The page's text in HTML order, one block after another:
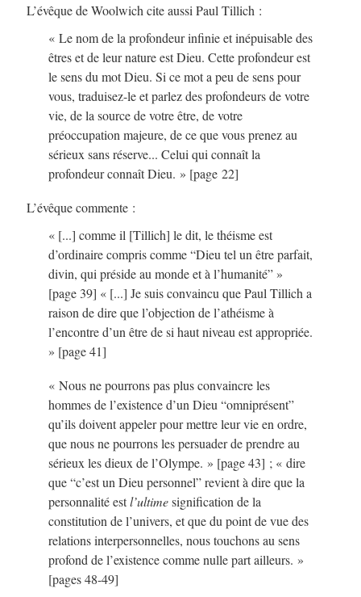
L’évêque de Woolwich cite aussi Paul Tillich :
« Le nom de la profondeur infinie et inépuisable des
êtres et de leur nature est Dieu. Cette profondeur est
le sens du mot Dieu. Si ce mot a peu de sens pour
vous, traduisez-le et parlez des profondeurs de votre
vie, de la source de votre être, de votre
préoccupation majeure, de ce que vous prenez au
sérieux sans réserve... Celui qui connaît la
profondeur connaît Dieu. » [page 22]
L’évêque commente :
« [...] comme il [Tillich] le dit, le théisme est
d’ordinaire compris comme “Dieu tel un être parfait,
divin, qui préside au monde et à l’humanité” »
[page 39] « [...] Je suis convaincu que Paul Tillich a
raison de dire que l’objection de l’athéisme à
l’encontre d’un être de si haut niveau est appropriée.
» [page 41]
« Nous ne pourrons pas plus convaincre les
hommes de l’existence d’un Dieu “omniprésent”
qu’ils doivent appeler pour mettre leur vie en ordre,
que nous ne pourrons les persuader de prendre au
sérieux les dieux de l’Olympe. » [page 43] ; « dire
que “c’est un Dieu personnel” revient à dire que la
personnalité estl’ultimesignification de la
constitution de l’univers, et que du point de vue des
relations interpersonnelles, nous touchons au sens
profond de l’existence comme nulle part ailleurs. »
[pages 48-49]